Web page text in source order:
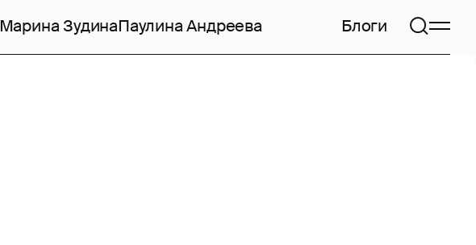
Марина ЗудинаПаулина Андреева Блоги